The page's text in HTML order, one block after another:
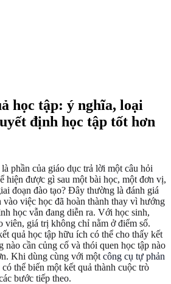
học tập: ý nghĩa, loại
định học tập tốt hơn
phần của giáo dục trả lời một câu hỏi
hiện được gì sau một bài học, một đơn vị,
đoạn đào tạo? Đây thường là đánh giá
việc học đã hoàn thành thay vì hướng
học vẫn đang diễn ra. Với học sinh,
viên, giá trị không chỉ nằm ở điểm số.
quả học tập hữu ích có thể cho thấy kết
nào cần củng cố và thói quen học tập nào
Khi dùng cùng với một công cụ tự phản
có thể biến một kết quả thành cuộc trò
bước tiếp theo.